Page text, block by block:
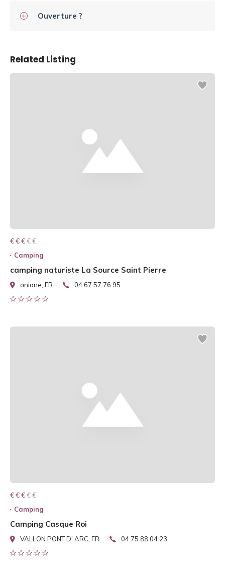
Ouverture ?
Related Listing
€ € € € €
€ € €
Camping
camping naturiste La Source Saint Pierre
aniane, FR 04 67 57 76 95
€ € € € €
€ € €
Camping
Camping Casque Roi
VALLON PONT D' ARC, FR 04 75 88 04 23